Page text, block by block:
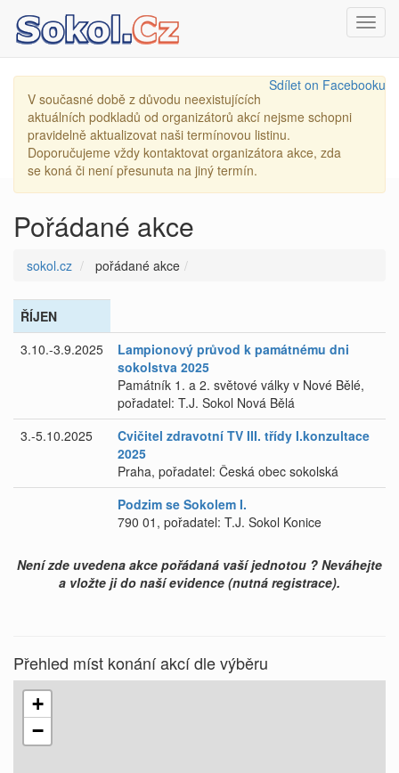
Sdílet on Facebooku
V současné době z důvodu neexistujících
aktuálních podkladů od organizátorů akcí nejsme schopni
pravidelně aktualizovat naši termínovou listinu.
Doporučujeme vždy kontaktovat organizátora akce, zda
se koná či není přesunuta na jiný termín.
Pořádané akce
sokol.cz pořádané akce
ŘÍJEN
3.10.-3.9.2025
Lampionový průvod k památnému dni
sokolstva 2025
Památník 1. a 2. světové války v Nové Bělé,
pořadatel: T.J. Sokol Nová Bělá
3.-5.10.2025
Cvičitel zdravotní TV III. třídy I.konzultace
2025
Praha, pořadatel: Česká obec sokolská
Podzim se Sokolem I.
790 01, pořadatel: T.J. Sokol Konice
Není zde uvedena akce pořádaná vaší jednotou ? Neváhejte
a vložte ji do naší evidence (nutná registrace).
Přehled míst konání akcí dle výběru
+
−